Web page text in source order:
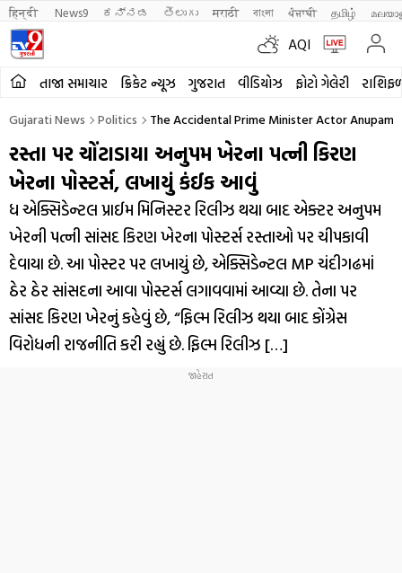
हिन्दी News9 ಕನ್ನಡ తెలుగు मराठी বাংলা ਪੰਜਾਬੀ தமிழ்
AQI
તાજા સમાચાર ક્રિકેટ ન્યૂઝ ગુજરાત વીડિયોઝ ફોટો ગેલેરી
Gujarati News Politics The Accidental Prime Minister Actor Anupam
રસ્તા પર ચોંટાડાયા અનુપમ ખેરના પત્ની કિરણ
ખેરના પોસ્ટર્સ, લખાયું કંઈક આવું
ધ એક્સિડેન્ટલ પ્રાઈમ મિનિસ્ટર રિલીઝ થયા બાદ એક્ટર અનુપમ
ખેરની પત્ની સાંસદ કિરણ ખેરના પોસ્ટર્સ રસ્તાઓ પર ચીપકાવી
દેવાયા છે. આ પોસ્ટર પર લખાયું છે, એક્સિડેન્ટલ MP ચંદીગઢમાં
ઠેર ઠેર સાંસદના આવા પોસ્ટર્સ લગાવવામાં આવ્યા છે. તેના પર
સાંસદ કિરણ ખેરનું કહેવું છે, “ફિલ્મ રિલીઝ થયા બાદ કોંગ્રેસ
વિરોધની રાજનીતિ કરી રહ્યું છે. ફિલ્મ રિલીઝ […]